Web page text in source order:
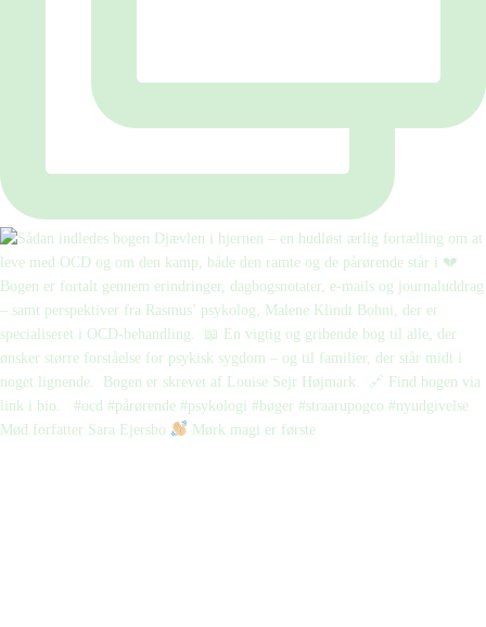
Mød forfatter Sara Ejersbo Mørk magi er første